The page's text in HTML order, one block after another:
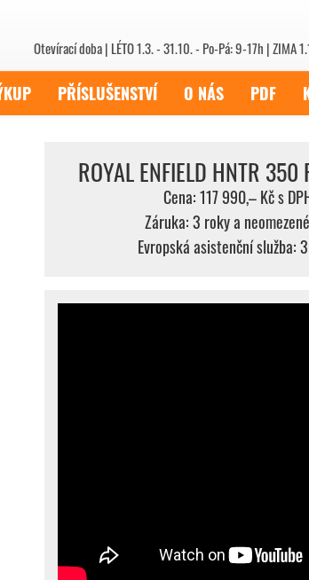
Otevírací doba | LÉTO 1.3. - 31.10. - Po-Pá: 9-17h | ZIMA
PŘÍSLUŠENSTVÍ O NÁS PDF
ROYAL ENFIELD HNTR 350
Cena: 117 990,– Kč s
Záruka: 3 roky a
Evropská asistenční služba: